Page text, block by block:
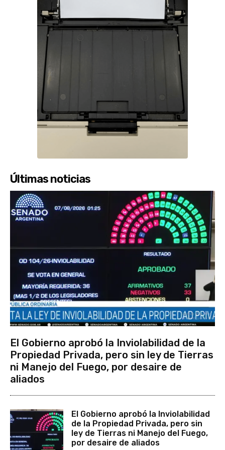
Últimas noticias
El Gobierno aprobó la Inviolabilidad de la
Propiedad Privada, pero sin ley de Tierras
ni Manejo del Fuego, por desaire de
aliados
El Gobierno aprobó la Inviolabilidad
de la Propiedad Privada, pero sin
ley de Tierras ni Manejo del Fuego,
por desaire de aliados